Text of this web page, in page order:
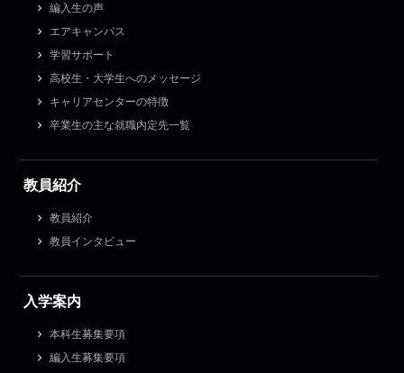
編入生の声
エアキャンパス
学習サポート
高校生・大学生へのメッセージ
キャリアセンターの特徴
卒業生の主な就職内定先一覧
教員紹介
教員紹介
教員インタビュー
入学案内
本科生募集要項
編入生募集要項